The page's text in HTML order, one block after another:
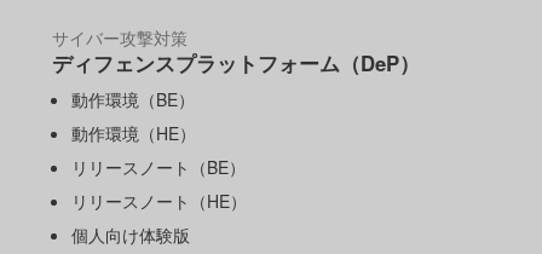
サイバー攻撃対策
ディフェンスプラットフォーム（DeP）
動作環境（BE）
動作環境（HE）
リリースノート（BE）
リリースノート（HE）
個人向け体験版